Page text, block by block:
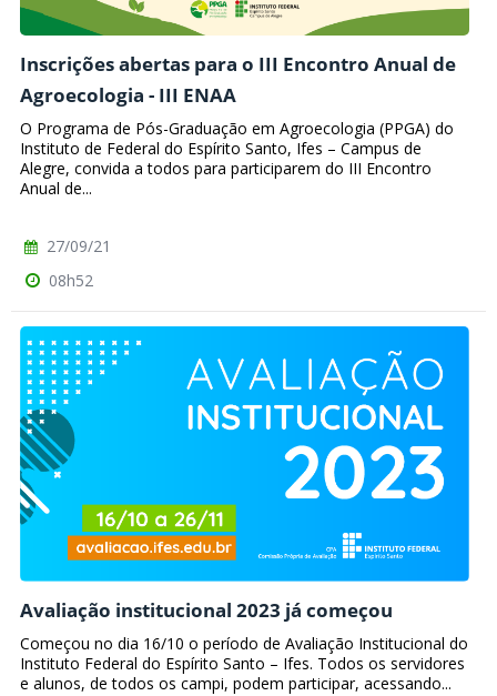
Inscrições abertas para o III Encontro Anual de
Agroecologia - III ENAA
O Programa de Pós-Graduação em Agroecologia (PPGA) do
Instituto de Federal do Espírito Santo, Ifes – Campus de
Alegre, convida a todos para participarem do III Encontro
Anual de...
27/09/21
08h52
Avaliação institucional 2023 já começou
Começou no dia 16/10 o período de Avaliação Institucional do
Instituto Federal do Espírito Santo – Ifes. Todos os servidores
e alunos, de todos os campi, podem participar, acessando...